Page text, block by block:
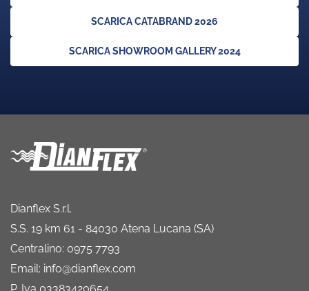
SCARICA CATABRAND 2026
SCARICA SHOWROOM GALLERY 2024
Dianflex S.r.l.
S.S. 19 km 61 - 84030 Atena Lucana (SA)
Centralino: 0975 7793
Email: info@dianflex.com
P. Iva 03383420654